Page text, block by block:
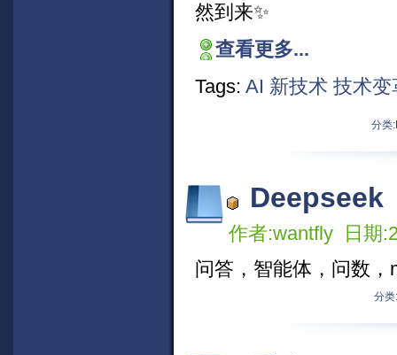
然到来✨
查看更多...
Tags: AI 新技术 技术变
分类:
Deepseek
作者:wantfly 日期
问答，智能体，问数，
分类: